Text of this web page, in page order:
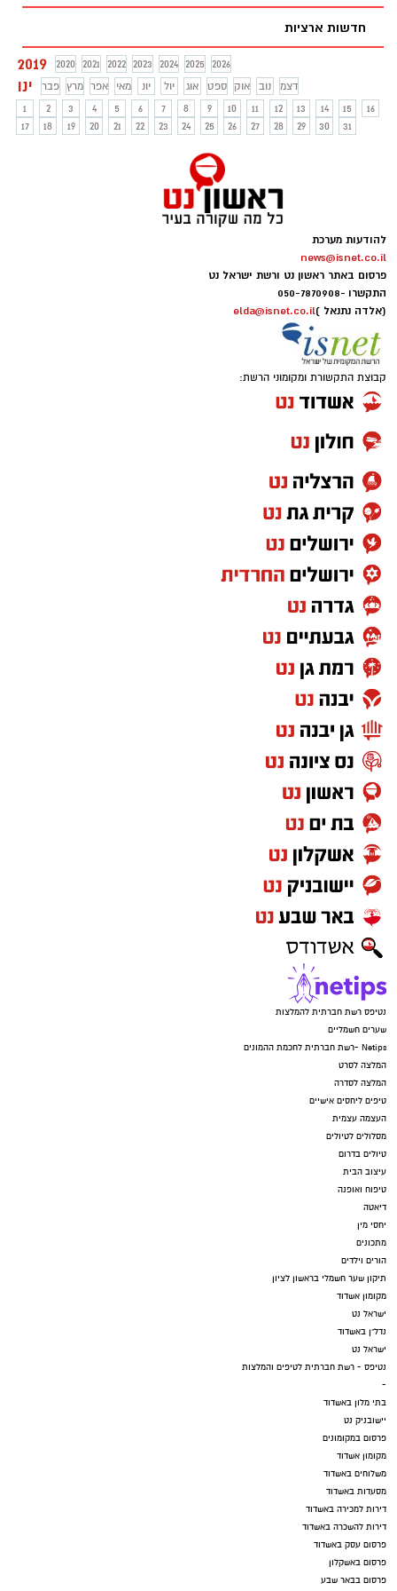
חדשות ארציות
2019 2020 2021 2022 2023 2024 2025 2026
ינו פבר מרץ אפר מאי יונ יול אוג ספט אוק נוב
דצמ
1
2 3 4 5 6 7 8 9 10 11 12 13 14 15
16
17
18 19 20 21 22 23 24 25 26 27 28 29 30 31
להודעות מערכת
news@isnet.co.il
פרסום באתר ראשון נט ורשת ישראל נט
התקשרו -050-7870908
(אלדה נתנאל )elda@isnet.co.il
קבוצת התקשורת ומקומוני הרשת:
נטיפס רשת חברתית להמלצות
שערים חשמליים
Netips -רשת חברתית לחכמת ההמונים
המלצה לסרט
המלצה לסדרה
טיפים ליחסים אישיים
העצמה עצמית
מסלולים לטיולים
טיולים בדרום
עיצוב הבית
טיפוח ואופנה
דיאטה
יחסי מין
מתכונים
הורים וילדים
תיקון שער חשמלי בראשון לציון
מקומון אשדוד
ישראל נט
נדל"ן באשדוד
ישראל נט
נטיפס - רשת חברתית לטיפים והמלצות
-
בתי מלון באשדוד
יישובניק נט
פרסום במקומונים
מקומון אשדוד
משלוחים באשדוד
מסעדות באשדוד
דירות למכירה באשדוד
דירות להשכרה באשדוד
פרסום עסק באשדוד
פרסום באשקלון
פרסום בבאר שבע